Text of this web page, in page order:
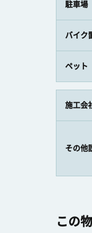
駐車場
バイク
ペット
施工会
その他
この